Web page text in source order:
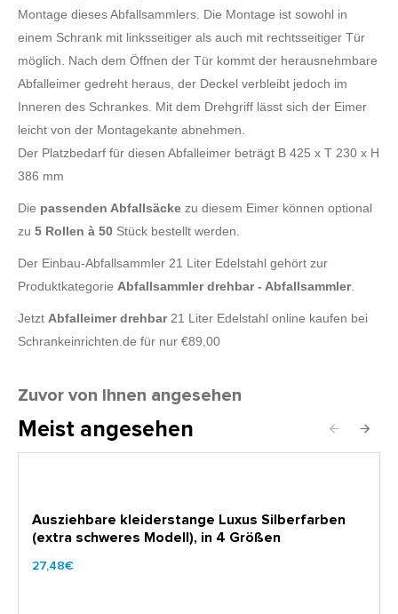
Montage dieses Abfallsammlers. Die Montage ist sowohl in
einem Schrank mit linksseitiger als auch mit rechtsseitiger Tür
möglich. Nach dem Öffnen der Tür kommt der herausnehmbare
Abfalleimer gedreht heraus, der Deckel verbleibt jedoch im
Inneren des Schrankes. Mit dem Drehgriff lässt sich der Eimer
leicht von der Montagekante abnehmen.
Der Platzbedarf für diesen Abfalleimer beträgt B 425 x T 230 x H
386 mm
Die passenden Abfallsäcke zu diesem Eimer können optional
zu 5 Rollen à 50 Stück bestellt werden.
Der Einbau-Abfallsammler 21 Liter Edelstahl gehört zur
Produktkategorie Abfallsammler drehbar - Abfallsammler.
Jetzt Abfalleimer drehbar 21 Liter Edelstahl online kaufen bei
Schrankeinrichten.de für nur €89,00
Zuvor von Ihnen angesehen
Meist angesehen
Ausziehbare kleiderstange Luxus Silberfarben
(extra schweres Modell), in 4 Größen
27,48€